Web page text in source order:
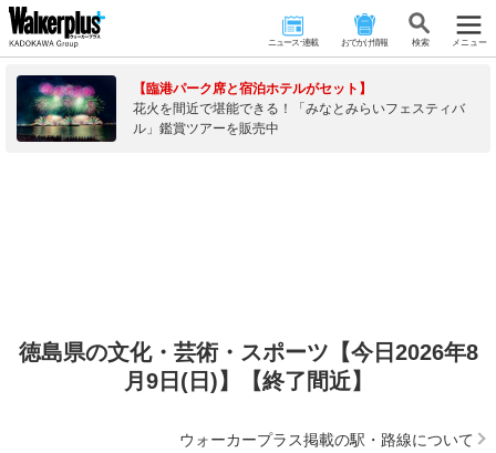
ニュース･連載 おでかけ情報 検 索 メニュー
【臨港パーク席と宿泊ホテルがセット】
花火を間近で堪能できる！「みなとみらいフェスティバ
ル」鑑賞ツアーを販売中
徳島県の文化・芸術・スポーツ【今日2026年8
月9日(日)】【終了間近】
ウォーカープラス掲載の駅・路線について